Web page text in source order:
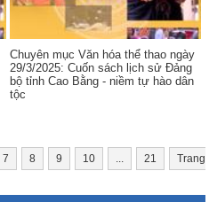
Chuyên mục Văn hóa thể thao ngày
29/3/2025: Cuốn sách lịch sử Đảng
bộ tỉnh Cao Bằng - niềm tự hào dân
tộc
7 8 9 10 ... 21
Trang